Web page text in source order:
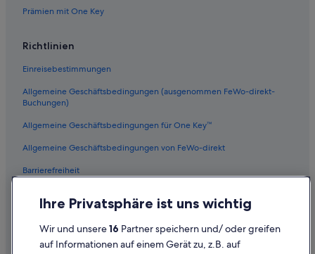
Günstige in Dubrovnik
Historische in Altstadt von Dubrovnik
Hotels mit Parkplatz in Dubrovnik
Ferienwohnungen in Dubrovnik-Neretva
Dubrovnik-Neretva: Hotels
All-Inclusive- in Dubrovnik
Best Western Hotels in Dubrovnik
Hotels nahe Seilbahn von Dubrovnik
Hotels mit Wellnessbereich in Dubrovnik
Prämien mit One Key
Richtlinien
Einreisebestimmungen
Allgemeine Geschäftsbedingungen (ausgenommen FeWo-direkt-
Buchungen)
Allgemeine Geschäftsbedingungen für One Key™
Allgemeine Geschäftsbedingungen von FeWo-direkt
Barrierefreiheit
Ihre Privatsphäre ist uns wichtig
Wir und unsere16 Partner speichern und/ oder greifen
auf Informationen auf einem Gerät zu, z.B. auf